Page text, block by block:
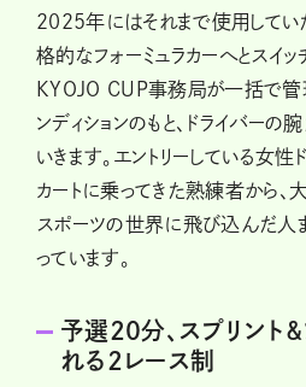
2025年にはそれまで使用してい
格的なフォーミュラカーへとスイ
KYOJO CUP事務局が一括で管
ンディションのもと、ドライバー
いきます。エントリーしている女性
カートに乗ってきた熟練者から、
スポーツの世界に飛び込んだ人
っています。
予選20分、スプリント
れる2レース制